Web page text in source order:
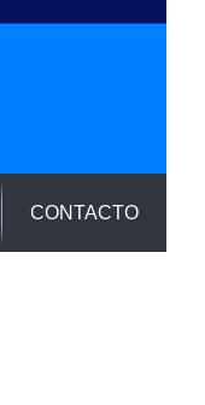
CONTACTO